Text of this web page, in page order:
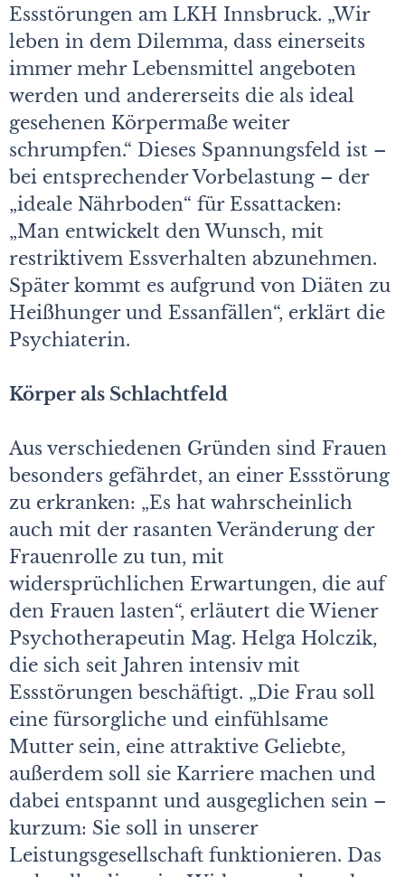
Essstörungen am LKH Innsbruck. „Wir
leben in dem Dilemma, dass einerseits
immer mehr Lebensmittel angeboten
werden und andererseits die als ideal
gesehenen Körpermaße weiter
schrumpfen.“ Dieses Spannungsfeld ist –
bei entsprechender Vorbelastung – der
„ideale Nährboden“ für Essattacken:
„Man entwickelt den Wunsch, mit
restriktivem Essverhalten abzunehmen.
Später kommt es aufgrund von Diäten zu
Heißhunger und Essanfällen“, erklärt die
Psychiaterin.
Körper als Schlachtfeld
Aus verschiedenen Gründen sind Frauen
besonders gefährdet, an einer Essstörung
zu erkranken: „Es hat wahrscheinlich
auch mit der rasanten Veränderung der
Frauenrolle zu tun, mit
widersprüchlichen Erwartungen, die auf
den Frauen lasten“, erläutert die Wiener
Psychotherapeutin Mag. Helga Holczik,
die sich seit Jahren intensiv mit
Essstörungen beschäftigt. „Die Frau soll
eine fürsorgliche und einfühlsame
Mutter sein, eine attraktive Geliebte,
außerdem soll sie Karriere machen und
dabei entspannt und ausgeglichen sein –
kurzum: Sie soll in unserer
Leistungsgesellschaft funktionieren. Das